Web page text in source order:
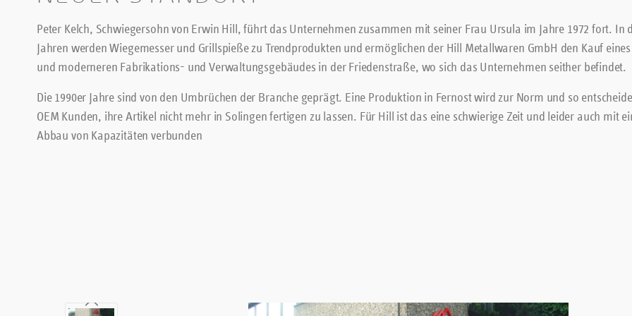
Peter Kelch, Schwiegersohn von Erwin Hill, führt das Unternehmen zusammen mit seiner Frau Ursula im Jahre 1972 fort. In
Jahren werden Wiegemesser und Grillspieße zu Trendprodukten und ermöglichen der Hill Metallwaren GmbH den Kauf
und moderneren Fabrikations- und Verwaltungsgebäudes in der Friedenstraße, wo sich das Unternehmen seither befindet.
Die 1990er Jahre sind von den Umbrüchen der Branche geprägt. Eine Produktion in Fernost wird zur Norm und so
OEM Kunden, ihre Artikel nicht mehr in Solingen fertigen zu lassen. Für Hill ist das eine schwierige Zeit und leider auch mit
Abbau von Kapazitäten verbunden
Bildergalerie überspringen